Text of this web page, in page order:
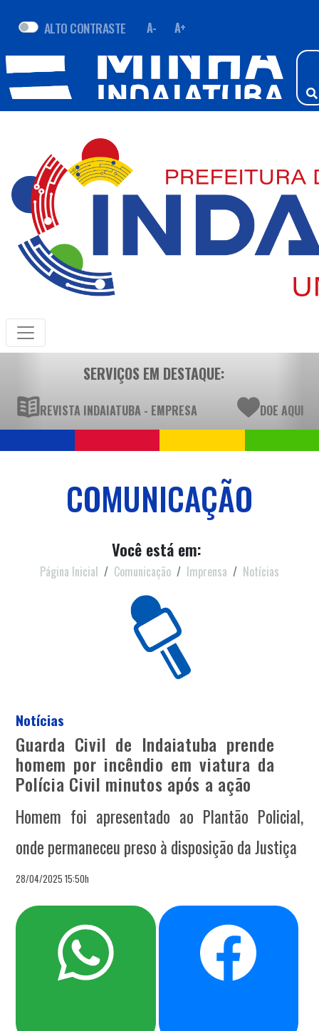
ALTO CONTRASTE A- A+
SERVIÇOS EM DESTAQUE:
REVISTA INDAIATUBA - EMPRESA DOE AQUI
COMUNICAÇÃO
Você está em:
Página Inicial Comunicação Imprensa Notícias
Notícias
Guarda Civil de Indaiatuba prende
homem por incêndio em viatura da
Polícia Civil minutos após a ação
Homem foi apresentado ao Plantão Policial,
onde permaneceu preso à disposição da Justiça
28/04/2025 15:50h